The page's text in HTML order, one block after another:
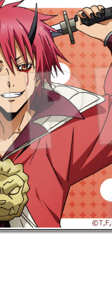
配送毎にNT$65、
(不開放使用，請勿選取）
配送毎にNT$9,999
7-11取貨付款
配送毎にNT$65、
付款後7-11取貨
配送毎にNT$65、
宅配-木棉花樂園專用
配送毎にNT$100、
宅配-離島(澎湖/金門/馬祖
配送毎にNT$220
黑貓宅配-貨到付款
配送毎にNT$150